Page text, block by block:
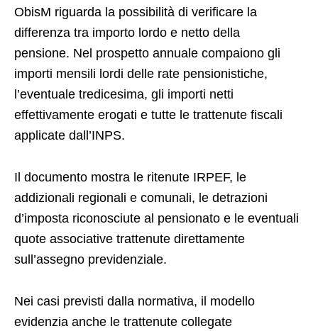
ObisM riguarda la possibilità di verificare la
differenza tra importo lordo e netto della
pensione. Nel prospetto annuale compaiono gli
importi mensili lordi delle rate pensionistiche,
l’eventuale tredicesima, gli importi netti
effettivamente erogati e tutte le trattenute fiscali
applicate dall’INPS.
Il documento mostra le ritenute IRPEF, le
addizionali regionali e comunali, le detrazioni
d’imposta riconosciute al pensionato e le eventuali
quote associative trattenute direttamente
sull’assegno previdenziale.
Nei casi previsti dalla normativa, il modello
evidenzia anche le trattenute collegate